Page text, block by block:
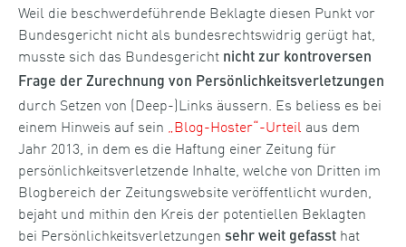
Weil die beschwerdeführende Beklagte diesen Punkt vor
Bundesgericht nicht als bundesrechtswidrig gerügt hat,
musste sich das Bundesgericht nicht zur kontroversen
Frage der Zurechnung von Persönlichkeitsverletzungen
durch Setzen von (Deep-)Links äussern. Es beliess es bei
einem Hinweis auf sein „Blog-Hoster“-Urteil aus dem
Jahr 2013, in dem es die Haftung einer Zeitung für
persönlichkeitsverletzende Inhalte, welche von Dritten im
Blogbereich der Zeitungswebsite veröffentlicht wurden,
bejaht und mithin den Kreis der potentiellen Beklagten
bei Persönlichkeitsverletzungen sehr weit gefasst hat